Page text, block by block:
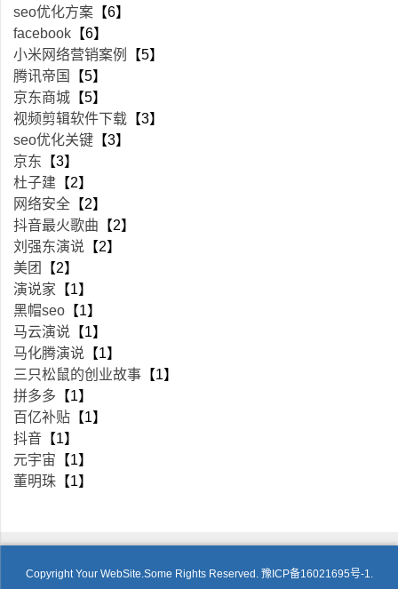
seo优化方案 【6】
facebook 【6】
小米网络营销案例
【5】
腾讯帝国
【5】
京东商城 【5】
视频剪辑软件下载 【3】
seo优化关键 【3】
京东 【3】
杜子建 【2】
网络安全 【2】
抖音最火歌曲 【2】
刘强东演说 【2】
美团
【2】
演说家 【1】
黑帽seo 【1】
马云演说 【1】
马化腾演说 【1】
三只松鼠的创业故事 【1】
拼多多 【1】
百亿补贴 【1】
抖音 【1】
元宇宙 【1】
董明珠 【1】
Copyright Your WebSite.Some Rights Reserved. 豫ICP备16021695号-1.